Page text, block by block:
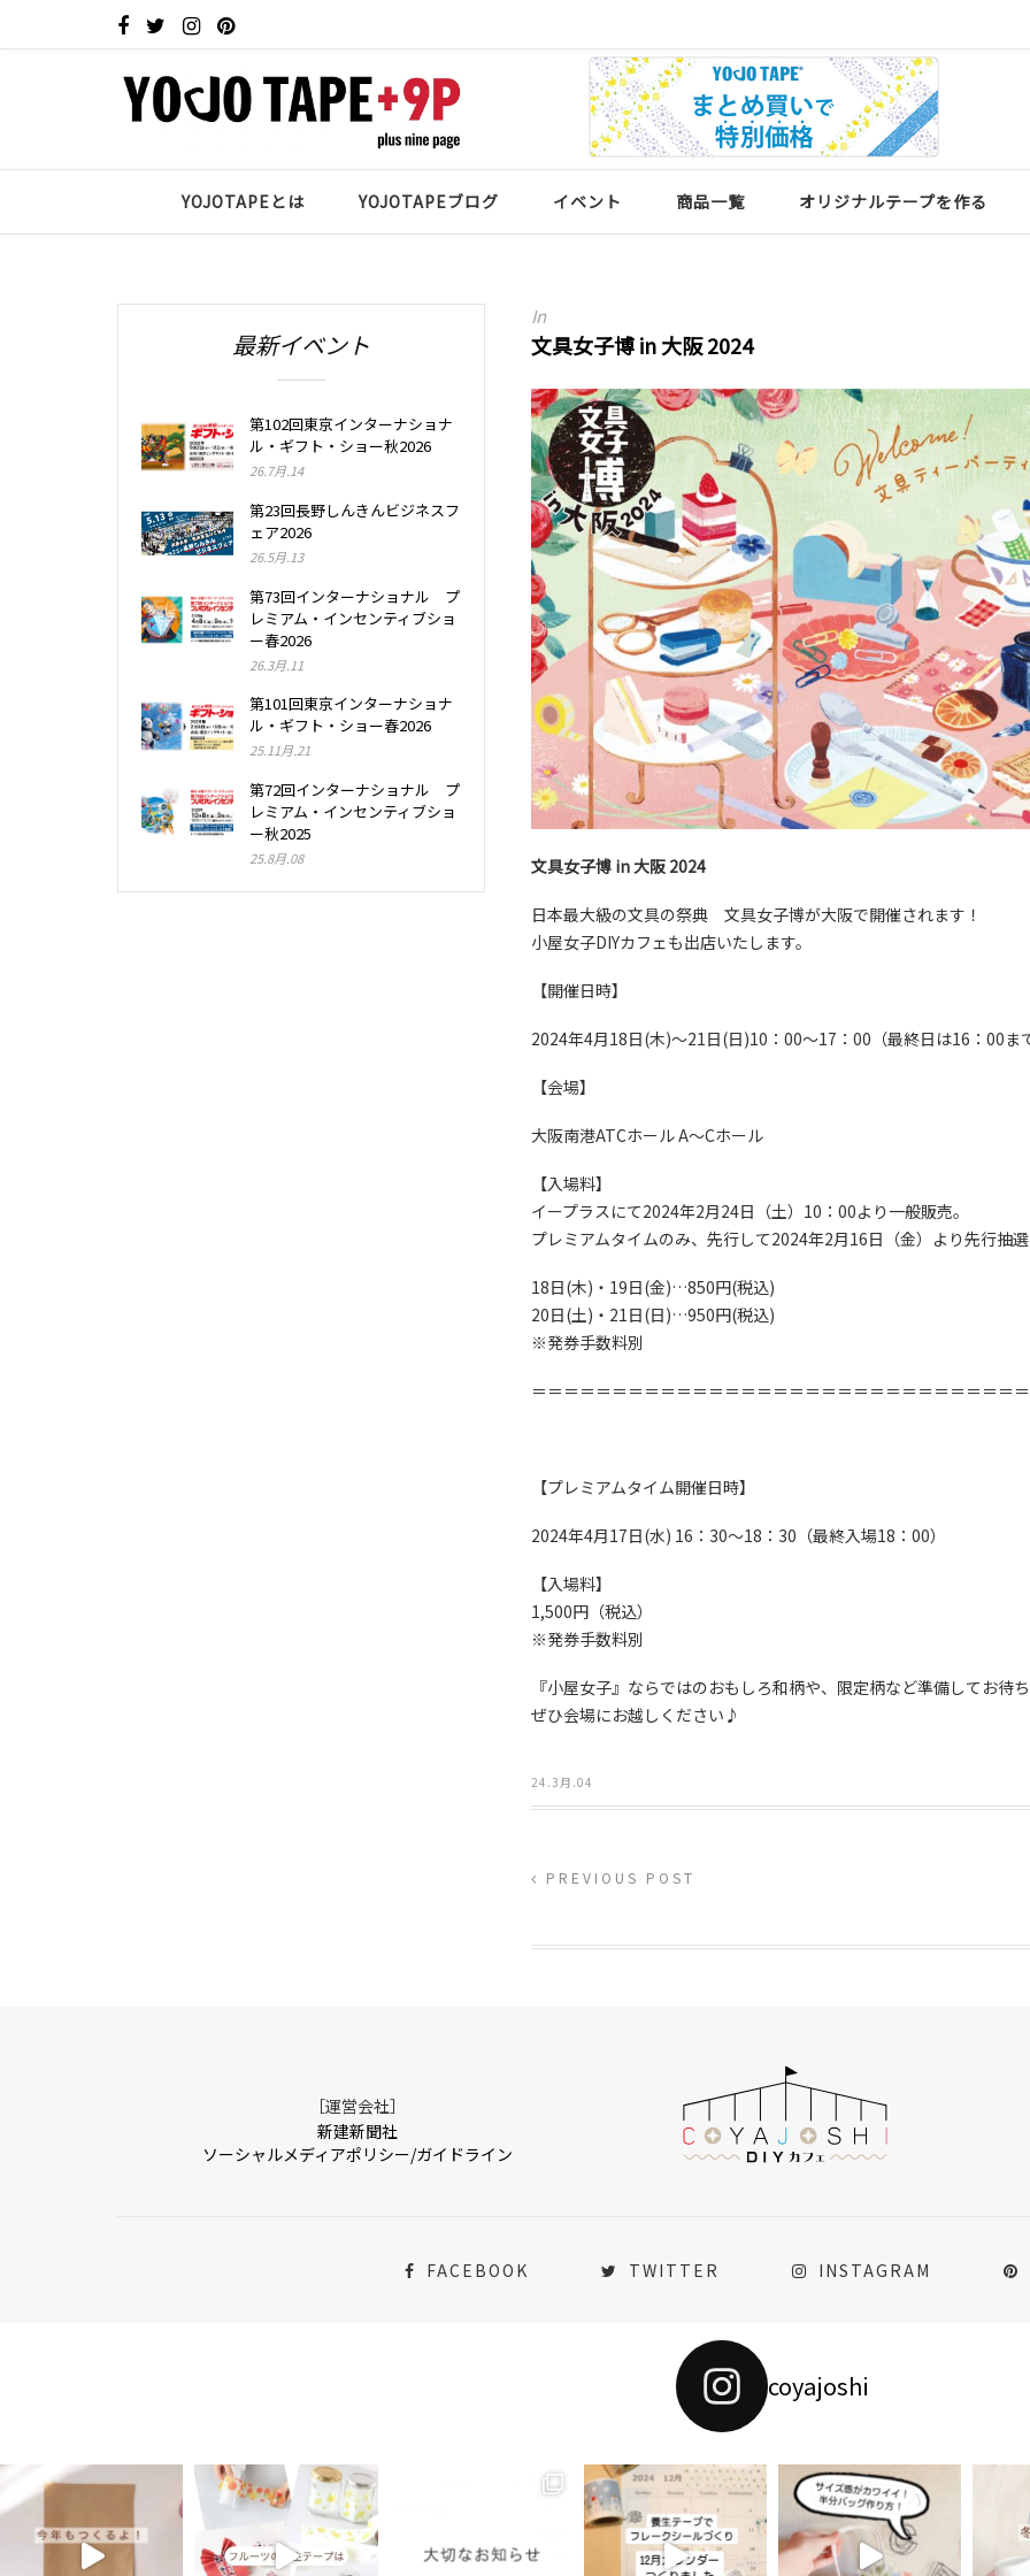
YOJOTAPEとは YOJOTAPEブログ イベント 商品一覧 オリジナルテープを作る
In
文具女子博 in 大阪 2024
文具女子博 in 大阪 2024
日本最大級の文具の祭典 文具女子博が大阪で開催されます！
小屋女子DIYカフェも出店いたします。
【開催日時】
2024年4月18日(木)～21日(日)10：00～17：00（最終日は16：00まで
【会場】
大阪南港ATCホール A～Cホール
【入場料】
イープラスにて2024年2月24日（土）10：00より一般販売。
プレミアムタイムのみ、先行して2024年2月16日（金）より先行抽
18日(木)・ 19日(金)…850円(税込)
20日(土)・ 21日(日)…950円(税込)
※発券手数料別
＝＝＝＝＝＝＝＝＝＝＝＝＝＝＝＝＝＝＝＝＝＝＝＝＝＝＝＝＝＝
【プレミアムタイム開催日時】
2024年4月17日(水) 16：30～18：30（最終入場18：00）
【入場料】
1,500円（税込）
※発券手数料別
『小屋女子』ならではのおもしろ和柄や、限定柄など準備してお待ち
ぜひ会場にお越しください♪
24.3月.04
PREVIOUS POST
最新イベント
第102回東京インターナショナ
ル・ギフト・ショー秋2026
26.7月.14
第23回長野しんきんビジネスフ
ェア2026
26.5月.13
第73回インターナショナル プ
レミアム・インセンティブショ
ー春2026
26.3月.11
第101回東京インターナショナ
ル・ギフト・ショー春2026
25.11月.21
第72回インターナショナル プ
レミアム・インセンティブショ
ー秋2025
25.8月.08
［運営会社］
新建新聞社
ソーシャルメディアポリシー/ガイドライン
FACEBOOK TWITTER INSTAGRAM
coyajoshi